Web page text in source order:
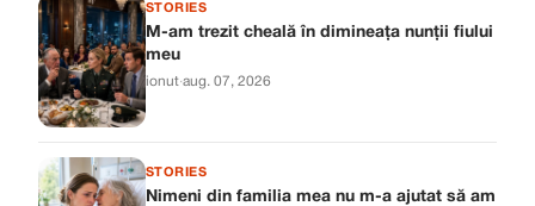
STORIES
M-am trezit cheală în dimineața nunții fiului
meu
ionut·aug. 07, 2026
STORIES
Nimeni din familia mea nu m-a ajutat să am